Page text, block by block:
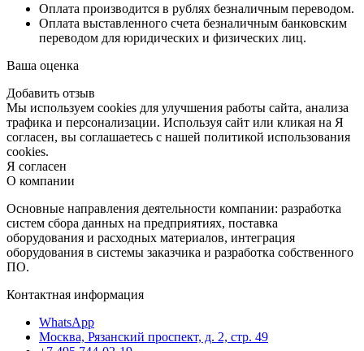
Оплата производится в рублях безналичным переводом.
Оплата выставленного счета безналичным банковским
переводом для юридических и физических лиц.
Ваша оценка
Добавить отзыв
Мы используем cookies для улучшения работы сайта, анализа
трафика и персонализации. Используя сайт или кликая на Я
согласен, вы соглашаетесь с нашей политикой использования
cookies.
Я согласен
О компании
Основные направления деятельности компании: разработка
систем сбора данных на предприятиях, поставка
оборудования и расходных материалов, интеграция
оборудования в системы заказчика и разработка собственного
ПО.
Контактная информация
WhatsApp
Москва, Рязанский проспект, д. 2, стр. 49